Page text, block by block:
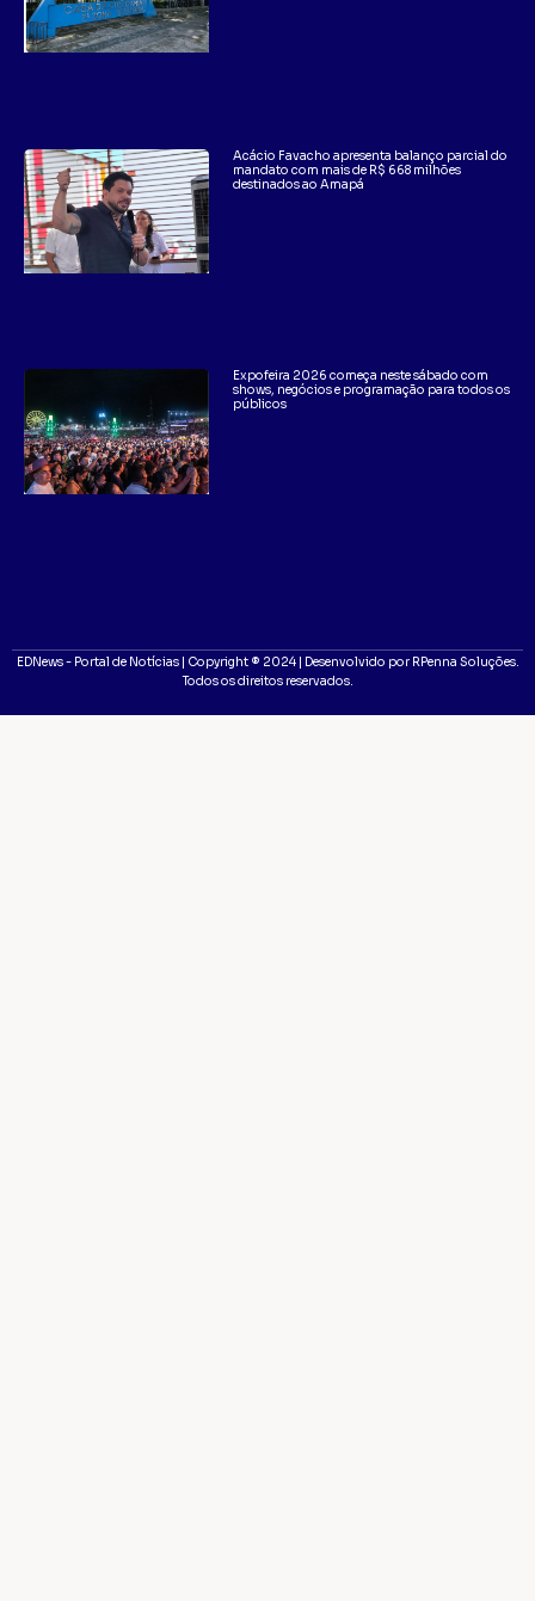
Acácio Favacho apresenta balanço parcial do
mandato com mais de R$ 668 milhões
destinados ao Amapá
Expofeira 2026 começa neste sábado com
shows, negócios e programação para todos os
públicos
EDNews - Portal de Notícias | Copyright ® 2024 | Desenvolvido por RPenna Soluções.
Todos os direitos reservados.